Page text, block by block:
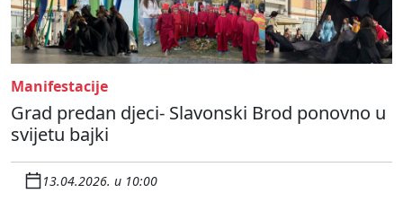
Manifestacije
Grad predan djeci- Slavonski Brod ponovno u
svijetu bajki
13.04.2026. u 10:00